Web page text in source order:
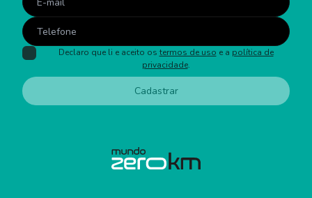
Declaro que li e aceito os termos de uso e a política de
privacidade.
Cadastrar